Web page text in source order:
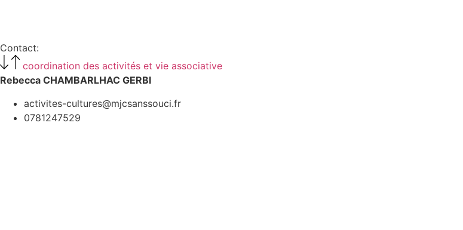
Contact:
coordination des activités et vie associative
Rebecca CHAMBARLHAC GERBI
activites-cultures@mjcsanssouci.fr
0781247529